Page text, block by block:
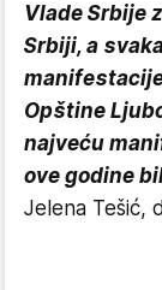
Vlade Srbije
Srbiji, a
Opštine
najveću
ove godine
Jelena Tešić,